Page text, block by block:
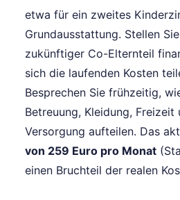
etwa für ein zweites
Grundausstattung. Stellen
zukünftiger Co-Elternteil
sich die laufenden Kosten
Besprechen Sie frühzeitig,
Betreuung, Kleidung, Freizeit
Versorgung aufteilen. Das
von 259 Euro pro Monat
einen Bruchteil der realen